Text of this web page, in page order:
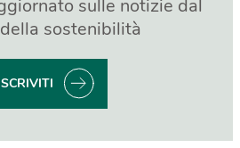
sulle notizie dal
sostenibilità